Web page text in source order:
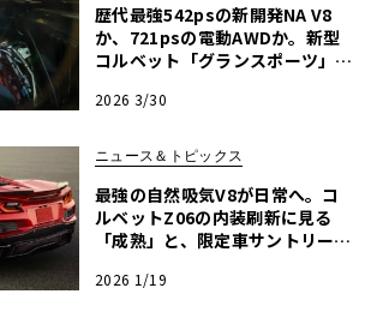
歴代最強542psの新開発NA V8
か、721psの電動AWDか。新型
コルベット「グランスポーツ」が
2026 3/30
ニュース＆トピックス
最強の自然吸気V8が日常へ。コ
ルベットZ06の内装刷新に見る
「成熟」と、限定車サントリーニ
2026 1/19